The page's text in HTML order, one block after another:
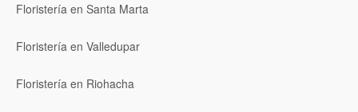
Floristería en Santa Marta
Floristería en Valledupar
Floristería en Riohacha